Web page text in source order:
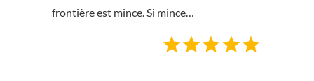
frontière est mince. Si mince…